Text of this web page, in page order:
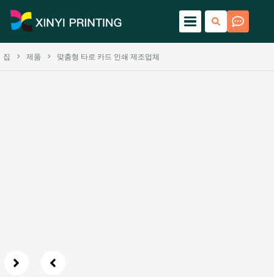
집 > 제품 > 맞춤형 타로 카드 인쇄 제조업체